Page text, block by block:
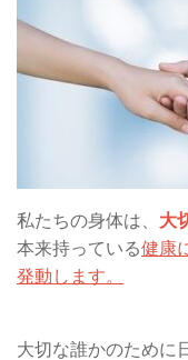
私たちの身体は、 大
本来持っている健康
発動します。
大切な誰かのために